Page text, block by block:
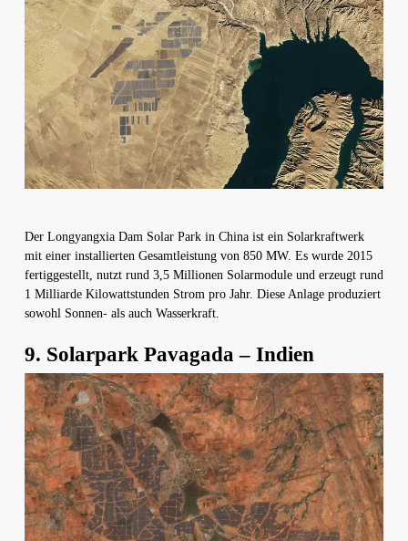
Der Longyangxia Dam Solar Park in China ist ein Solarkraftwerk
mit einer installierten Gesamtleistung von 850 MW. Es wurde 2015
fertiggestellt, nutzt rund 3,5 Millionen Solarmodule und erzeugt rund
1 Milliarde Kilowattstunden Strom pro Jahr. Diese Anlage produziert
sowohl Sonnen- als auch Wasserkraft.
9. Solarpark Pavagada – Indien